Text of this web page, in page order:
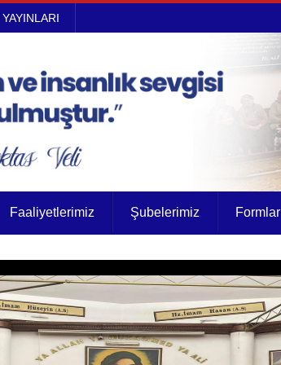
Faaliyetlerimiz Şubelerimiz Formlar